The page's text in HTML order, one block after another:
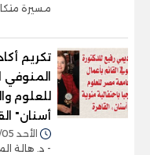
مسيرة
تكريم
للعلوم
أسنان"
الأحد 05/أبريل/2026 - 09:16 م
- د. هالة